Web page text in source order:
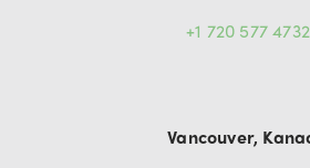
+1 720 577 4732
Vancouver,